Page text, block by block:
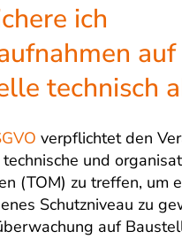
ich
technisch
verpflichtet den
und
(TOM) zu treffen, um
Schutzniveau zu
auf